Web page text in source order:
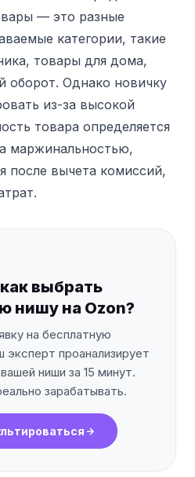
— это разные
категории, такие
товары для дома,
оборот. Однако новичку
из-за высокой
товара определяется
маржинальностью,
после вычета комиссий,
выбрать
нишу на Ozon?
на бесплатную
эксперт проанализирует
ниши за 15 минут.
зарабатывать.